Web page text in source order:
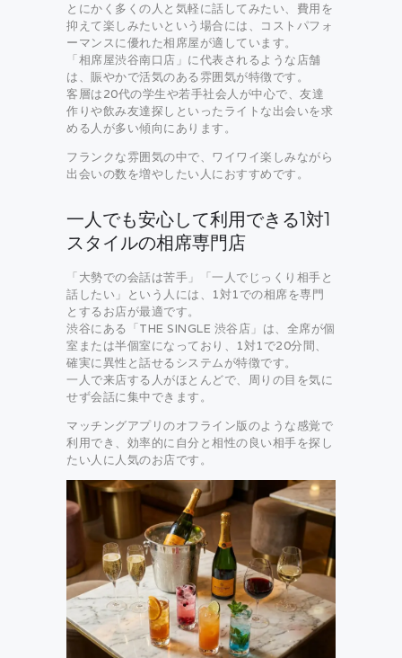
とにかく多くの人と気軽に話してみたい、費用を
抑えて楽しみたいという場合には、コストパフォ
ーマンスに優れた相席屋が適しています。
「相席屋渋谷南口店」に代表されるような店舗
は、賑やかで活気のある雰囲気が特徴です。
客層は20代の学生や若手社会人が中心で、友達
作りや飲み友達探しといったライトな出会いを求
める人が多い傾向にあります。
フランクな雰囲気の中で、ワイワイ楽しみながら
出会いの数を増やしたい人におすすめです。
一人でも安心して利用できる1対1
スタイルの相席専門店
「大勢での会話は苦手」「一人でじっくり相手と
話したい」という人には、1対1での相席を専門
とするお店が最適です。
渋谷にある「THE SINGLE 渋谷店」は、全席が個
室または半個室になっており、1対1で20分間、
確実に異性と話せるシステムが特徴です。
一人で来店する人がほとんどで、周りの目を気に
せず会話に集中できます。
マッチングアプリのオフライン版のような感覚で
利用でき、効率的に自分と相性の良い相手を探し
たい人に人気のお店です。